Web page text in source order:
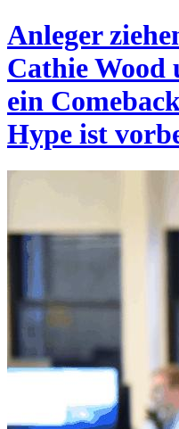
Anleger
Cathie Wood
ein
Hype ist